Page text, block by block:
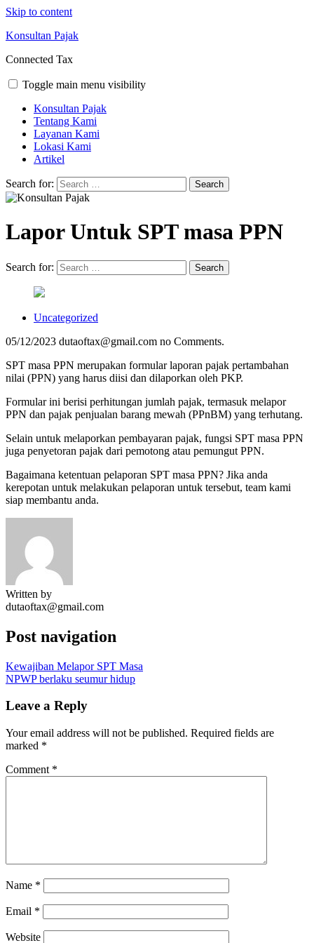
Skip to content
Konsultan Pajak
Connected Tax
Toggle main menu visibility
Konsultan Pajak
Tentang Kami
Layanan Kami
Lokasi Kami
Artikel
Search for:
Lapor Untuk SPT masa PPN
Search for:
Uncategorized
05/12/2023 dutaoftax@gmail.com no Comments.
SPT masa PPN merupakan formular laporan pajak pertambahan
nilai (PPN) yang harus diisi dan dilaporkan oleh PKP.
Formular ini berisi perhitungan jumlah pajak, termasuk melapor
PPN dan pajak penjualan barang mewah (PPnBM) yang terhutang.
Selain untuk melaporkan pembayaran pajak, fungsi SPT masa PPN
juga penyetoran pajak dari pemotong atau pemungut PPN.
Bagaimana ketentuan pelaporan SPT masa PPN? Jika anda
kerepotan untuk melakukan pelaporan untuk tersebut, team kami
siap membantu anda.
Written by
dutaoftax@gmail.com
Post navigation
Kewajiban Melapor SPT Masa
NPWP berlaku seumur hidup
Leave a Reply
Your email address will not be published. Required fields are
marked *
Comment *
Name *
Email *
Website